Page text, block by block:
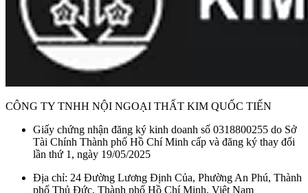
CÔNG TY TNHH NỘI NGOẠI THẤT KIM QUỐC TIẾN
Giấy chứng nhận đăng ký kinh doanh số 0318800255 do Sở
Tài Chính Thành phố Hồ Chí Minh cấp và đăng ký thay đổi
lần thứ 1, ngày 19/05/2025
Địa chỉ: 24 Đường Lương Định Của, Phường An Phú, Thành
phố Thủ Đức, Thành phố Hồ Chí Minh, Việt Nam